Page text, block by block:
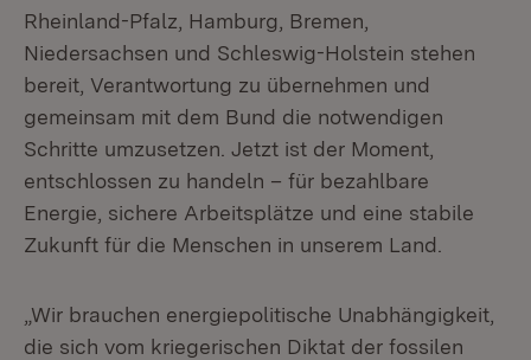
Rheinland-Pfalz, Hamburg, Bremen,
Niedersachsen und Schleswig-Holstein stehen
bereit, Verantwortung zu übernehmen und
gemeinsam mit dem Bund die notwendigen
Schritte umzusetzen. Jetzt ist der Moment,
entschlossen zu handeln – für bezahlbare
Energie, sichere Arbeitsplätze und eine stabile
Zukunft für die Menschen in unserem Land.
„Wir brauchen energiepolitische Unabhängigkeit,
die sich vom kriegerischen Diktat der fossilen